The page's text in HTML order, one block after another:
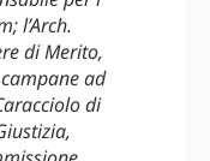
l’Arch.
di Merito,
ad
di